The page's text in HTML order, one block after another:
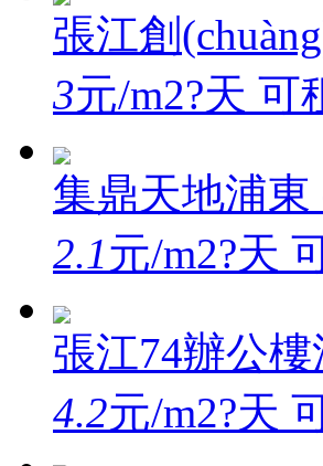
張江創
3元/m2?天 可
集鼎天地浦東
2.1元/m2?天
張江74辦公樓
4.2元/m2?天